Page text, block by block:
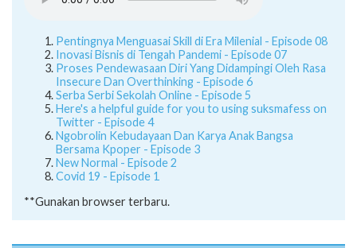
Pentingnya Menguasai Skill di Era Milenial - Episode 08
Inovasi Bisnis di Tengah Pandemi - Episode 07
Proses Pendewasaan Diri Yang Didampingi Oleh Rasa
Insecure Dan Overthinking - Episode 6
Serba Serbi Sekolah Online - Episode 5
Here's a helpful guide for you to using suksmafess on
Twitter - Episode 4
Ngobrolin Kebudayaan Dan Karya Anak Bangsa
Bersama Kpoper - Episode 3
New Normal - Episode 2
Covid 19 - Episode 1
**Gunakan browser terbaru.